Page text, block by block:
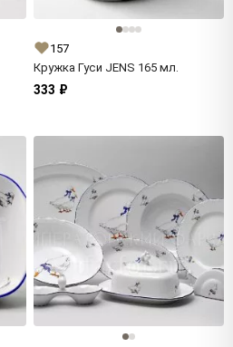
157
Кружка Гуси JENS 165 мл.
333 ₽